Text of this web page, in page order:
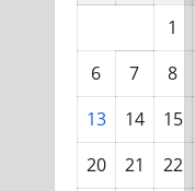
1
6
7
8
13
14
15
20
21
22